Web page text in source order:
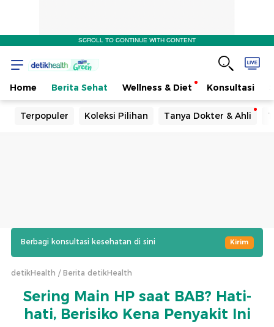
SCROLL TO CONTINUE WITH CONTENT
Home Berita Sehat Wellness & Diet Konsultasi
Terpopuler Koleksi Pilihan Tanya Dokter & Ahli
Berbagi konsultasi kesehatan di sini Kirim
detikHealth Berita detikHealth
Sering Main HP saat BAB? Hati-
hati, Berisiko Kena Penyakit Ini